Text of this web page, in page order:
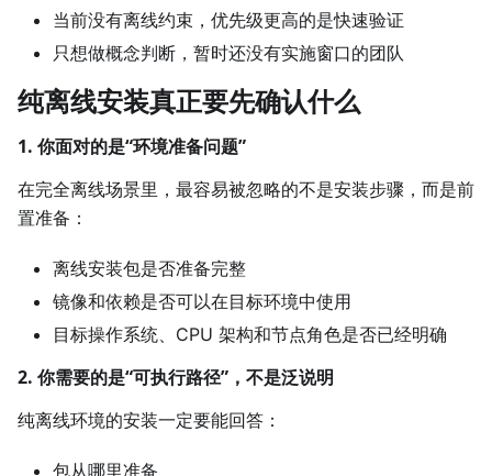
当前没有离线约束，优先级更高的是快速验证
只想做概念判断，暂时还没有实施窗口的团队
纯离线安装真正要先确认什么
1. 你面对的是“环境准备问题”
在完全离线场景里，最容易被忽略的不是安装步骤，而是前
置准备：
离线安装包是否准备完整
镜像和依赖是否可以在目标环境中使用
目标操作系统、CPU 架构和节点角色是否已经明确
2. 你需要的是“可执行路径”，不是泛说明
纯离线环境的安装一定要能回答：
包从哪里准备